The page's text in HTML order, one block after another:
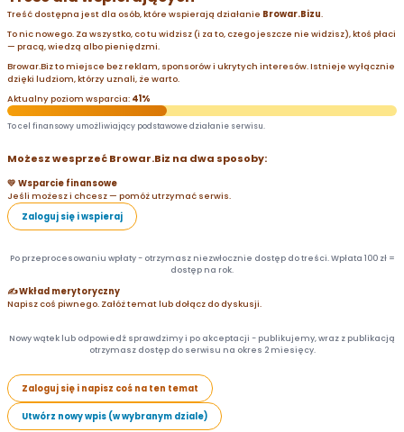
Treść dostępna jest dla osób, które wspierają działanie Browar.Bizu.
To nic nowego. Za wszystko, co tu widzisz (i za to, czego jeszcze nie widzisz), ktoś płaci
— pracą, wiedzą albo pieniędzmi.
Browar.Biz to miejsce bez reklam, sponsorów i ukrytych interesów. Istnieje wyłącznie
dzięki ludziom, którzy uznali, że warto.
Aktualny poziom wsparcia: 41%
To cel finansowy umożliwiający podstawowe działanie serwisu.
Możesz wesprzeć Browar.Biz na dwa sposoby:
💛 Wsparcie finansowe
Jeśli możesz i chcesz — pomóż utrzymać serwis.
Zaloguj się i wspieraj
Po przeprocesowaniu wpłaty - otrzymasz niezwłocznie dostęp do treści. Wpłata 100 zł =
dostęp na rok.
✍️ Wkład merytoryczny
Napisz coś piwnego. Załóż temat lub dołącz do dyskusji.
Nowy wątek lub odpowiedź sprawdzimy i po akceptacji - publikujemy, wraz z publikacją
otrzymasz dostęp do serwisu na okres 2 miesięcy.
Zaloguj się i napisz coś na ten temat
Utwórz nowy wpis (w wybranym dziale)